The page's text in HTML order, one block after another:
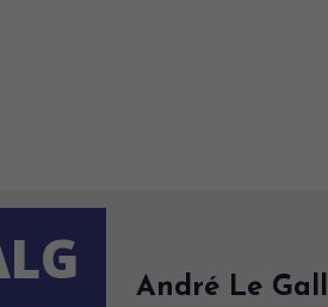
André Le Gall